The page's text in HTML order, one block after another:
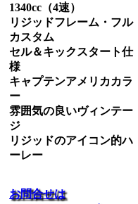
1340cc（4速）
リジッドフレーム・フル
カスタム
セル＆キックスタート仕
様
キャプテンアメリカカラ
ー
雰囲気の良いヴィンテー
ジ
リジッドのアイコン的ハ
ーレー
お問合せは